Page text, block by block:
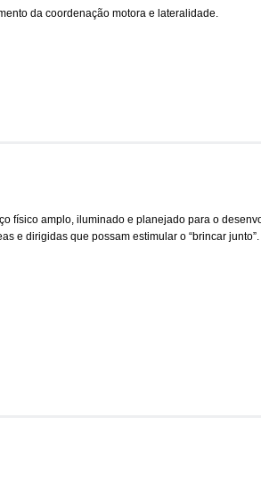
da coordenação motora e lateralidade.
físico amplo, iluminado e planejado para o
e dirigidas que possam estimular o “brincar junto”.